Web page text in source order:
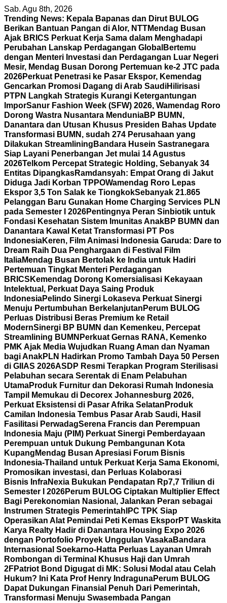
Skip
to
content
Sab. Agu 8th, 2026
Trending News: Kepala Bapanas dan Dirut BULOG
Berikan Bantuan Pangan di Alor, NTTMendag Busan
Ajak BRICS Perkuat Kerja Sama dalam Menghadapi
Perubahan Lanskap Perdagangan Global Bertemu
dengan Menteri Investasi dan Perdagangan Luar Negeri
Mesir, Mendag Busan Dorong Pertemuan ke-2 JTC pada
2026Perkuat Penetrasi ke Pasar Ekspor, Kemendag
Gencarkan Promosi Dagang di Arab SaudiHilirisasi
PTPN Langkah Strategis Kurangi Ketergantungan
ImporSanur Fashion Week (SFW) 2026, Wamendag Roro
Dorong Wastra Nusantara MenduniaBP BUMN,
Danantara dan Utusan Khusus Presiden Bahas Update
Transformasi BUMN, sudah 274 Perusahaan yang
Dilakukan Streamlining Bandara Husein Sastranegara
Siap Layani Penerbangan Jet mulai 14 Agustus
2026Telkom Percepat Strategic Holding, Sebanyak 34
Entitas DipangkasRamdansyah: Empat Orang di Jakut
Diduga Jadi Korban TPPOWamendag Roro Lepas
Ekspor 3,5 Ton Salak ke TiongkokSebanyak 21.865
Pelanggan Baru Gunakan Home Charging Services PLN
pada Semester I 2026Pentingnya Peran Sinbiotik untuk
Fondasi Kesehatan Sistem Imunitas AnakBP BUMN dan
Danantara Kawal Ketat Transformasi PT Pos
IndonesiaKeren, Film Animasi Indonesia Garuda: Dare to
Dream Raih Dua Penghargaan di Festival Film
ItaliaMendag Busan Bertolak ke India untuk Hadiri
Pertemuan Tingkat Menteri Perdagangan
BRICS Kemendag Dorong Komersialisasi Kekayaan
Intelektual, Perkuat Daya Saing Produk
IndonesiaPelindo Sinergi Lokaseva Perkuat Sinergi
Menuju Pertumbuhan Berkelanjutan Perum BULOG
Perluas Distribusi Beras Premium ke Retail
ModernSinergi BP BUMN dan Kemenkeu, Percepat
Streamlining BUMN Perkuat Gernas RANA, Kemenko
PMK Ajak Media Wujudkan Ruang Aman dan Nyaman
bagi AnakPLN Hadirkan Promo Tambah Daya 50 Persen
di GIIAS 2026ASDP Resmi Terapkan Program Sterilisasi
Pelabuhan secara Serentak di Enam Pelabuhan
UtamaProduk Furnitur dan Dekorasi Rumah Indonesia
Tampil Memukau di Decorex Johannesburg 2026,
Perkuat Eksistensi di Pasar Afrika Selatan Produk
Camilan Indonesia Tembus Pasar Arab Saudi, Hasil
Fasilitasi PerwadagSerena Francis dan Perempuan
Indonesia Maju (PIM) Perkuat Sinergi Pemberdayaan
Perempuan untuk Dukung Pembangunan Kota
Kupang Mendag Busan Apresiasi Forum Bisnis
Indonesia-Thailand untuk Perkuat Kerja Sama Ekonomi,
Promosikan investasi, dan Perluas Kolaborasi
Bisnis InfraNexia Bukukan Pendapatan Rp7,7 Triliun di
Semester I 2026Perum BULOG Ciptakan Multiplier Effect
Bagi Perekonomian Nasional, Jalankan Peran sebagai
Instrumen Strategis Pemerintah IPC TPK Siap
Operasikan Alat Pemindai Peti Kemas EksporPT Waskita
Karya Realty Hadir di Danantara Housing Expo 2026
dengan Portofolio Proyek Unggulan VasakaBandara
Internasional Soekarno-Hatta Perluas Layanan Umrah
Rombongan di Terminal Khusus Haji dan Umrah
2FPatriot Bond Digugat di MK: Solusi Modal atau Celah
Hukum? Ini Kata Prof Henry IndragunaPerum BULOG
Dapat Dukungan Finansial Penuh Dari Pemerintah,
Transformasi Menuju Swasembada Pangan